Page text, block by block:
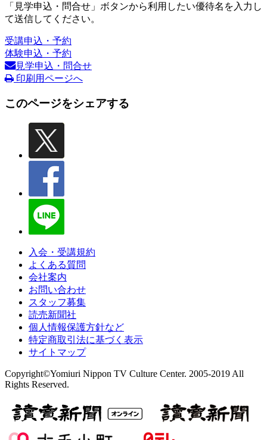
「見学申込・問合せ」ボタンから利用したい優待名を入力し
て送信してください。
受講申込・予約
体験申込・予約
見学申込・問合せ
印刷用ページへ
このページをシェアする
入会・受講規約
よくある質問
会社案内
お問い合わせ
スタッフ募集
読売新聞社
個人情報保護方針など
特定商取引法に基づく表示
サイトマップ
Copyright©Yomiuri Nippon TV Culture Center. 2005-2019 All
Rights Reserved.